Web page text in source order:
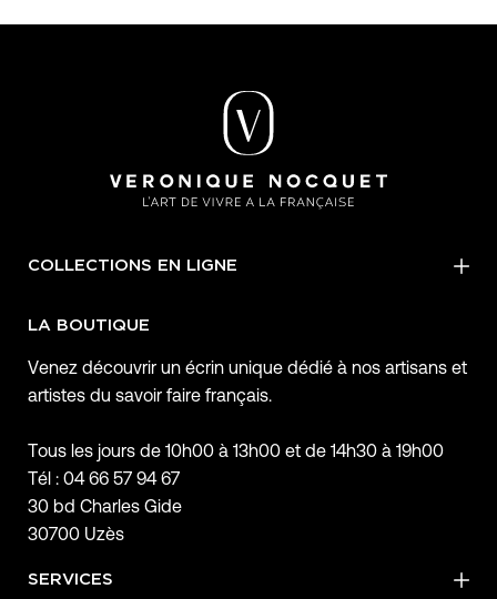
COLLECTIONS EN LIGNE
LA BOUTIQUE
Venez découvrir un écrin unique dédié à nos artisans et
artistes du savoir faire français.
Tous les jours de 10h00 à 13h00 et de 14h30 à 19h00
Tél : 04 66 57 94 67
30 bd Charles Gide
30700 Uzès
SERVICES